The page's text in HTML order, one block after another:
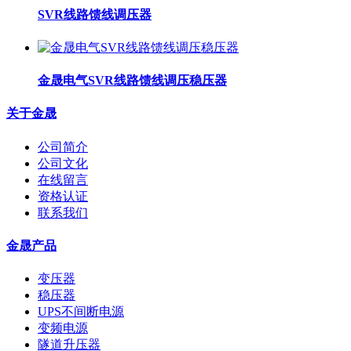
SVR线路馈线调压器
金晟电气SVR线路馈线调压稳压器
关于金晟
公司简介
公司文化
在线留言
资格认证
联系我们
金晟产品
变压器
稳压器
UPS不间断电源
变频电源
隧道升压器